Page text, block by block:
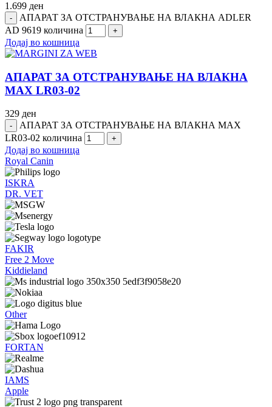
1.699 ден
АПАРАТ ЗА ОТСТРАНУВАЊЕ НА ВЛАКНА ADLER
AD 9619 количина
Додај во кошница
АПАРАТ ЗА ОТСТРАНУВАЊЕ НА ВЛАКНА
MAX LR03-02
329 ден
АПАРАТ ЗА ОТСТРАНУВАЊЕ НА ВЛАКНА MAX
LR03-02 количина
Додај во кошница
Royal Canin
ISKRA
DR. VET
FAKIR
Free 2 Move
Kiddieland
Other
FORTAN
IAMS
Apple